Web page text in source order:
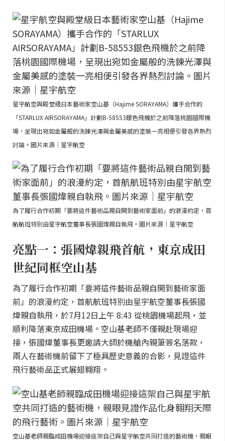
星宇航空與殿堂級日本藝術家空山基（Hajime SORAYAMA）攜手合作的
「STARLUX AIRSORAYAMA」計劃B-58553銀色飛機於之前降落桃園國際機
場，呈現出宛如金屬般的洗鍊光澤與金屬美感的塗裝一亮相便引發各界熱烈
討論。圖片來源｜星宇航空
為了履行合作初期「要將這件藝術品親自開到藝術家面前」的浪漫約定，首
航航班特別由星宇航空董事長張國煒親自執飛。圖片來源｜星宇航空
亮點一：張國煒親飛首航，東京成田
世紀同框空山基
為了履行合作初期「要將這件藝術品親自開到藝術家面
前」的浪漫約定，首航航班特別由星宇航空董事長張國
煒親自執飛，於7月12日上午 8:43 從桃園機場起飛，並
順利降落東京成田機場。空山基老師不僅親赴現場迎
接，張國煒董事長更邀請大師於機艙內親筆簽名落款，
兩人在藝術機前留下了極具歷史意義的合影，見證這件
飛行藝術品正式展翅翱翔。
空山基老師親臨成田機場迎接這架自己與星宇航空共同打造的藝術機，親眼